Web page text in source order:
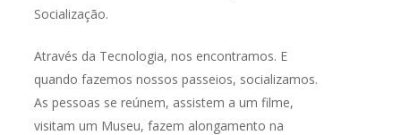
Socialização.
Através da Tecnologia, nos encontramos. E
quando fazemos nossos passeios, socializamos.
As pessoas se reúnem, assistem a um filme,
visitam um Museu, fazem alongamento na